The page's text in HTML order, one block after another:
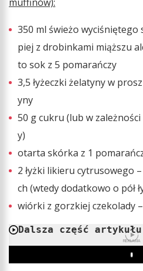
350 ml świeżo
piej z drobinkami miąższu
to sok z 5 pomarańczy
3,5 łyżeczki żelatyny w
yny
50 g cukru (lub w
y)
otarta skórka z 1
2 łyżki likieru cytrusowego
ch (wtedy dodatkowo o pół
wiórki z gorzkiej czekolady
Dalsza część
REKLAMA